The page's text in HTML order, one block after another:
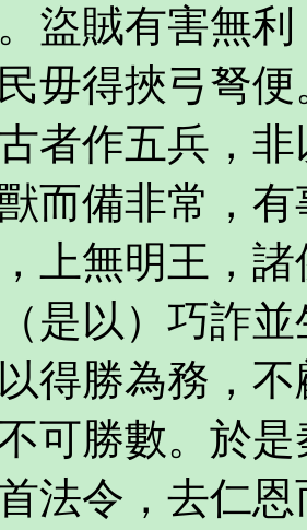
盜賊有害無
毋得挾弓弩
作五兵，非
而備非常，
上無明王，
是以）巧詐
得勝為務，
可勝數。於
法令，去仁